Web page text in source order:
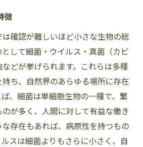
徴
確認が難しいほど小さな生物の総
して細菌・ウイルス・真菌（カビ
どが挙げられます。これらは多種
ち、自然界のあらゆる場所に存在
、細菌は単細胞生物の一種で、繁
が多く、人間に対して有益な働き
存在もあれば、病原性を持つもの
スは細菌よりもさらに小さく、自